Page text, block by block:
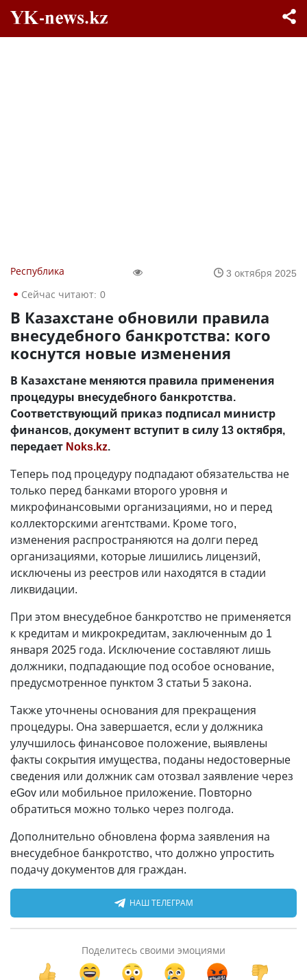
Республика
3 октября 2025
Сейчас читают: 0
В Казахстане обновили правила
внесудебного банкротства: кого
коснутся новые изменения
В Казахстане меняются правила применения
процедуры внесудебного банкротства.
Соответствующий приказ подписал министр
финансов, документ вступит в силу 13 октября,
передает Noks.kz.
Теперь под процедуру подпадают обязательства не
только перед банками второго уровня и
микрофинансовыми организациями, но и перед
коллекторскими агентствами. Кроме того,
изменения распространяются на долги перед
организациями, которые лишились лицензий,
исключены из реестров или находятся в стадии
ликвидации.
При этом внесудебное банкротство не применяется
к кредитам и микрокредитам, заключенным до 1
января 2025 года. Исключение составляют лишь
должники, подпадающие под особое основание,
предусмотренное пунктом 3 статьи 5 закона.
Также уточнены основания для прекращения
процедуры. Она завершается, если у должника
улучшилось финансовое положение, выявлены
факты сокрытия имущества, поданы недостоверные
сведения или должник сам отозвал заявление через
eGov или мобильное приложение. Повторно
обратиться можно только через полгода.
Дополнительно обновлена форма заявления на
внесудебное банкротство, что должно упростить
подачу документов для граждан.
НАШ ТЕЛЕГРАМ
Поделитесь своими эмоциями